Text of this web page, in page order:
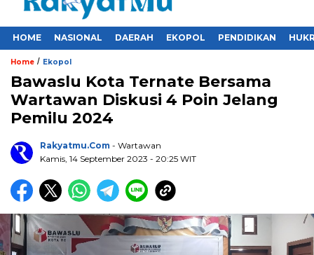
HOME NASIONAL DAERAH EKOPOL PENDIDIKAN
Home / Ekopol
Bawaslu Kota Ternate Bersama
Wartawan Diskusi 4 Poin Jelang
Pemilu 2024
Rakyatmu.com - Wartawan
Kamis, 14 September 2023 - 20:25 WIT